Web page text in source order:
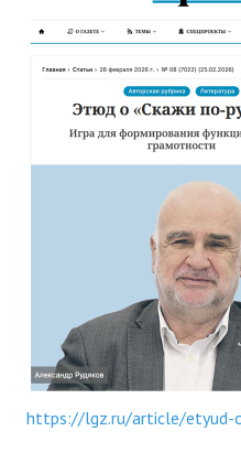
https://lgz.ru/article/etyud-